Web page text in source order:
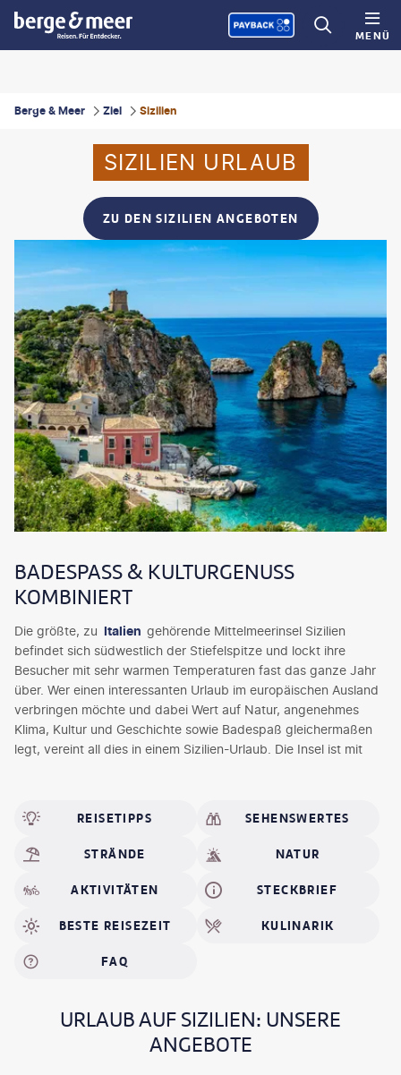
MENÜ
Berge & Meer Ziel Sizilien
SIZILIEN URLAUB
ZU DEN SIZILIEN ANGEBOTEN
BADESPASS & KULTURGENUSS K
OMBINIERT
Die größte, zu Italien gehörende Mittelmeerinsel Sizilien
befindet sich südwestlich der Stiefelspitze und lockt ihre
Besucher mit sehr warmen Temperaturen fast das ganze Jahr
über. Wer einen interessanten Urlaub im europäischen Ausland
verbringen möchte und dabei Wert auf Natur, angenehmes
Klima, Kultur und Geschichte sowie Badespaß gleichermaßen
legt, vereint all dies in einem Sizilien-Urlaub. Die Insel ist mit
Sizilien zu einer der schönsten Reiseziele der Erde macht.
REISETIPPS SEHENSWERTES
STRÄNDE NATUR
AKTIVITÄTEN STECKBRIEF
BESTE REISEZEIT KULINARIK
FAQ
URLAUB AUF SIZILIEN: UNSERE
ANGEBOTE